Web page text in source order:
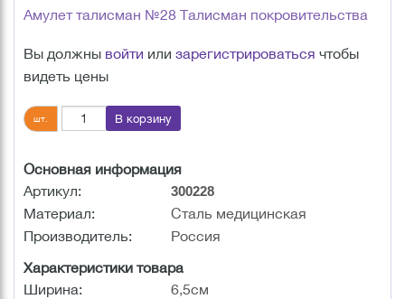
Амулет талисман №28 Талисман покровительства
Вы должны войти или зарегистрироваться чтобы
видеть цены
шт. В корзину
Основная информация
Артикул:
300228
Материал:
Сталь медицинская
Производитель:
Россия
Характеристики товара
Ширина:
6,5см